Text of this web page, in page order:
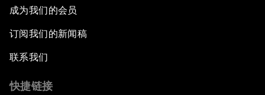
成为我们的会员
订阅我们的新闻稿
联系我们
快捷链接